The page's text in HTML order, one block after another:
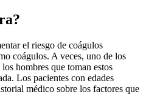
el riesgo de coágulos
coágulos. A veces, uno de los
hombres que toman estos
Los pacientes con edades
médico sobre los factores que